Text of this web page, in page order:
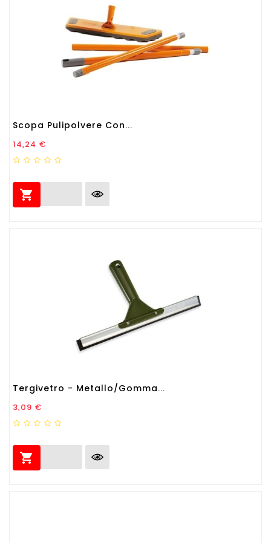
Scopa Pulipolvere Con...
Prezzo
14,24 €

Tergivetro - Metallo/gomma...
Prezzo
3,09 €
